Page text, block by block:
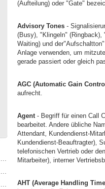
(Aufteilung) oder "Gate"
Advisory Tones -
(Busy), "Klingeln"
Waiting) und
Anlage verwenden, um
gerade passiert oder gleich
AGC (Automatic Gain
aufrecht.
Agent- Begriff für einen Call
bearbeitet. Andere übliche
Attendant, Kundendienst-
Kundendienst-Beauftragter),
telefonischen Vertrieb oder
Mitarbeiter), interner
AHT (Average Handling